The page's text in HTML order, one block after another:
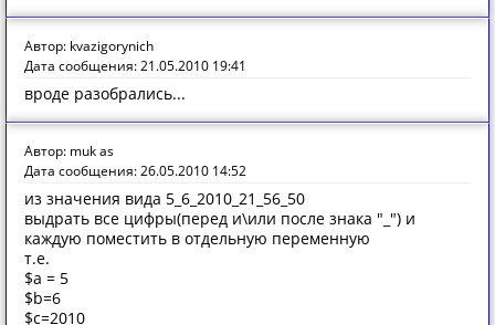
Автор: kvazigorynich
Дата сообщения: 21.05.2010 19:41
вроде разобрались...
Автор: muk as
Дата сообщения: 26.05.2010 14:52
из значения вида 5_6_2010_21_56_50
выдрать все цифры(перед и\или после знака "_") и
каждую поместить в отдельную переменную
т.е.
$a = 5
$b=6
$c=2010